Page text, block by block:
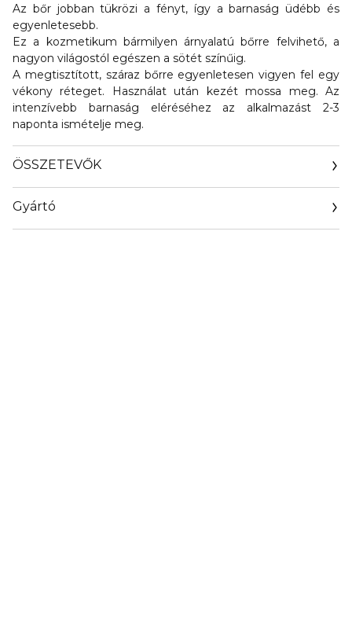
Az bőr jobban tükrözi a fényt, így a barnaság üdébb és
egyenletesebb.
Ez a kozmetikum bármilyen árnyalatú bőrre felvihető, a
nagyon világostól egészen a sötét színűig.
A megtisztított, száraz bőrre egyenletesen vigyen fel egy
vékony réteget. Használat után kezét mossa meg. Az
intenzívebb barnaság eléréséhez az alkalmazást 2-3
naponta ismételje meg.
ÖSSZETEVŐK
Gyártó